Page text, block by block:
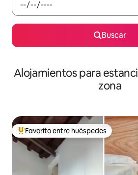
Buscar
Alojamientos para
zona
De los mejores en Favorito entre
Favorito entre huéspedes